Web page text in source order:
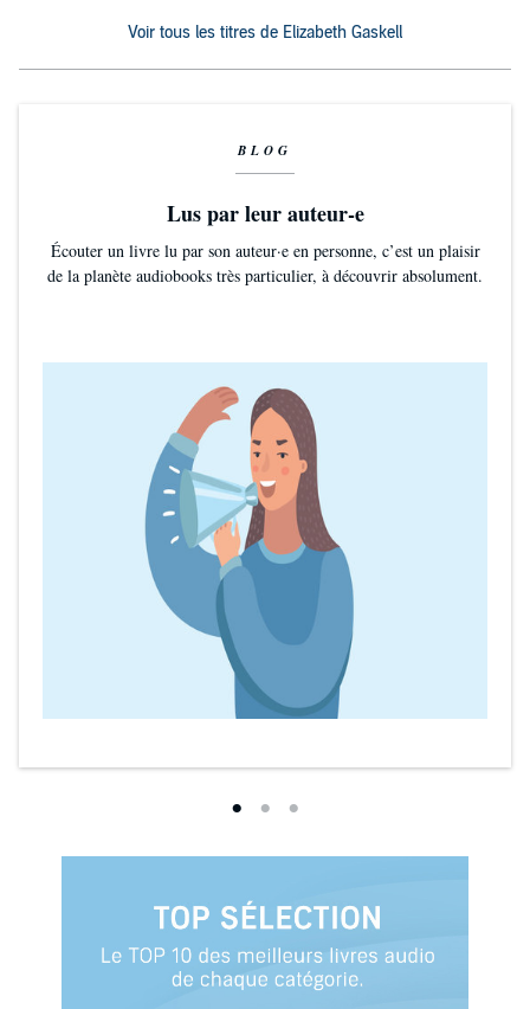
Voir tous les titres de Elizabeth Gaskell
BLOG
Lus par leur auteur-e
Écouter un livre lu par son auteur·e en personne, c’est un plaisir
de la planète audiobooks très particulier, à découvrir absolument.